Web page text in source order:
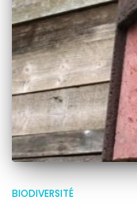
BIODIVERSITÉ